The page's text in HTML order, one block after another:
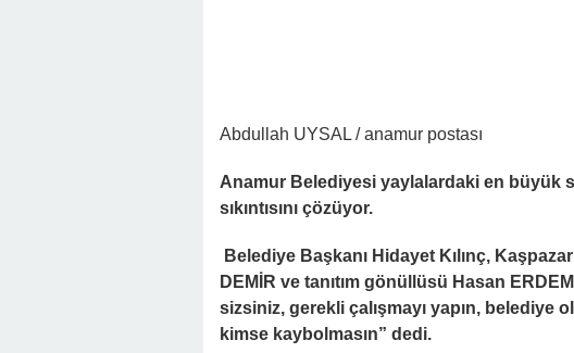
Abdullah UYSAL / anamur postası
Anamur Belediyesi yaylalardaki en büyük
sıkıntısını çözüyor.
Belediye Başkanı Hidayet Kılınç,
DEMİR ve tanıtım gönüllüsü Hasan
sizsiniz, gerekli çalışmayı yapın, belediye
kimse kaybolmasın” dedi.